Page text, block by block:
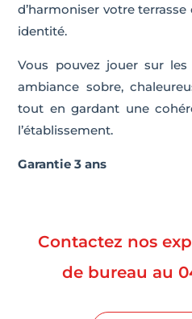
d’harmoniser votre
identité.
Vous pouvez jouer sur
ambiance sobre,
tout en gardant une
l’établissement.
Garantie 3 ans
Contactez nos
de bureau au